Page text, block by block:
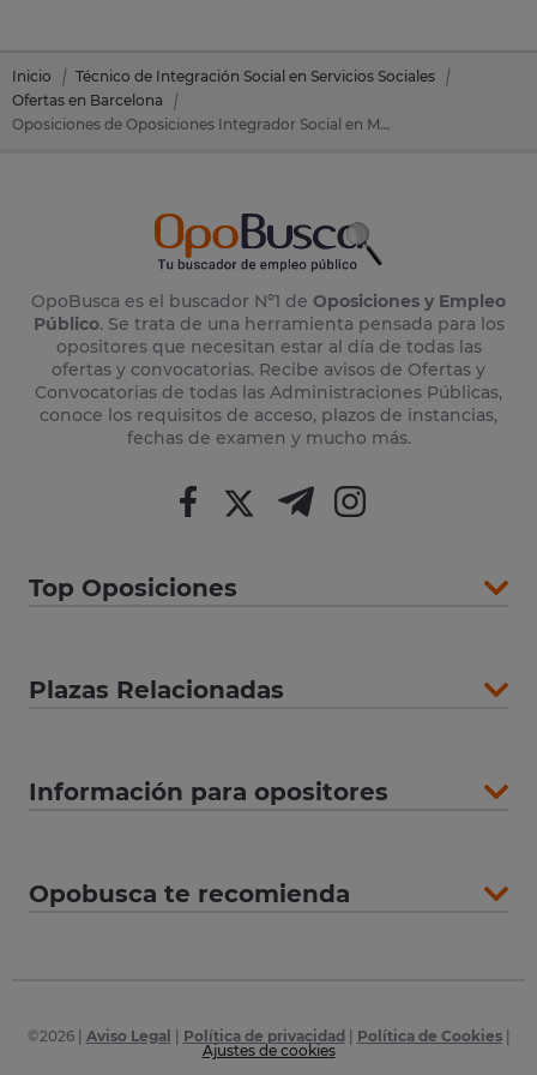
Inicio
Técnico de Integración Social en Servicios Sociales
Ofertas en Barcelona
Oposiciones de Oposiciones Integrador Social en Montornes Del Valles (Barcelona)
OpoBusca es el buscador Nº1 de Oposiciones y Empleo
Público. Se trata de una herramienta pensada para los
opositores que necesitan estar al día de todas las
ofertas y convocatorias. Recibe avisos de Ofertas y
Convocatorias de todas las Administraciones Públicas,
conoce los requisitos de acceso, plazos de instancias,
fechas de examen y mucho más.
Top Oposiciones
Plazas Relacionadas
Información para opositores
Opobusca te recomienda
©2026| Aviso Legal Política de privacidad Política de Cookies|
Ajustes de cookies